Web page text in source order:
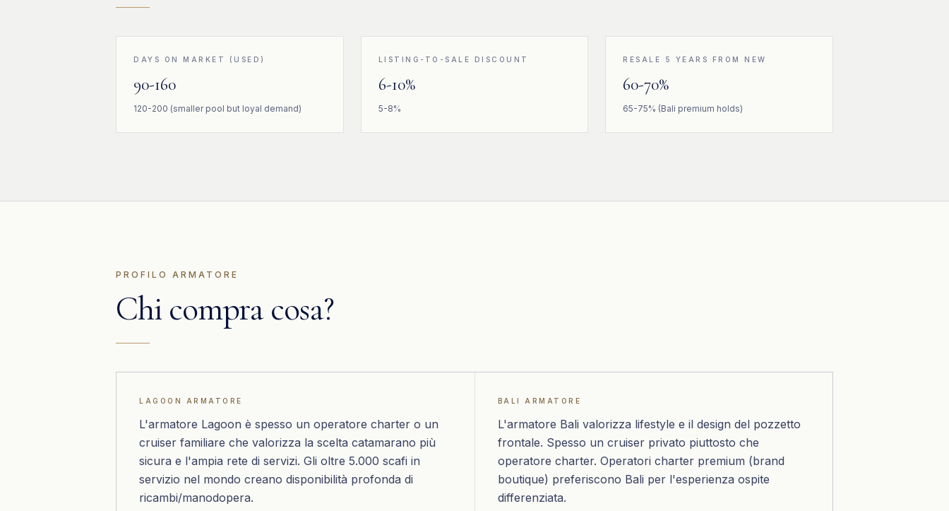
DAYS ON MARKET (USED)
90-160
120-200 (smaller pool but loyal demand)
LISTING-TO-SALE DISCOUNT
6-10%
5-8%
RESALE 5 YEARS FROM NEW
60-70%
65-75% (Bali premium holds)
PROFILO ARMATORE
Chi compra cosa?
LAGOON ARMATORE
L'armatore Lagoon è spesso un operatore charter o un
cruiser familiare che valorizza la scelta catamarano più
sicura e l'ampia rete di servizi. Gli oltre 5.000 scafi in
servizio nel mondo creano disponibilità profonda di
ricambi/manodopera.
BALI ARMATORE
L'armatore Bali valorizza lifestyle e il design del pozzetto
frontale. Spesso un cruiser privato piuttosto che
operatore charter. Operatori charter premium (brand
boutique) preferiscono Bali per l'esperienza ospite
differenziata.